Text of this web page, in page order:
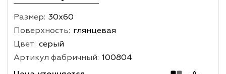
Размер: 30х60
Поверхность: глянцевая
Цвет: серый
Артикул фабричный: 100804